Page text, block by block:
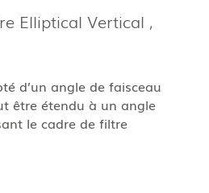
Elliptical Vertical ,
d’un angle de faisceau
être étendu à un angle
le cadre de filtre